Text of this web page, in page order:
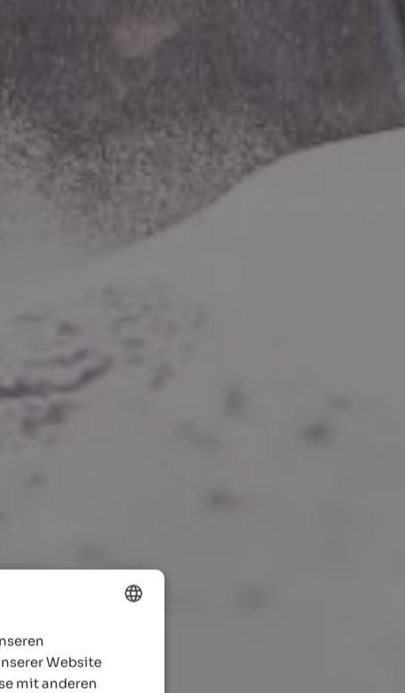
GERMAN
Website
mit anderen